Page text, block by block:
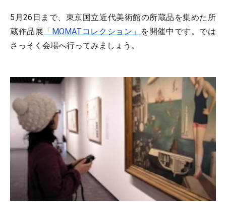
5月26日まで、東京国立近代美術館の所蔵品を集めた所
蔵作品展 「MOMATコレクション」
を開催中です。では
さっそく会場へ行ってみましょう。